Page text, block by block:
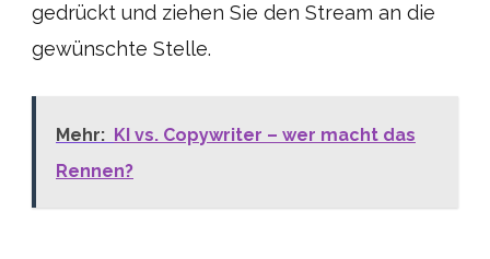
gedrückt und ziehen Sie den Stream an die
gewünschte Stelle.
Mehr: KI vs. Copywriter – wer macht das
Rennen?